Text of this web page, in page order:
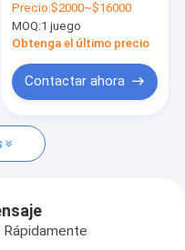
del transformador
filtro de tres etapas
con control
automático PLC
Precio:$2000~$16000
MOQ:1 juego
Obtenga el último precio
Contactar ahora